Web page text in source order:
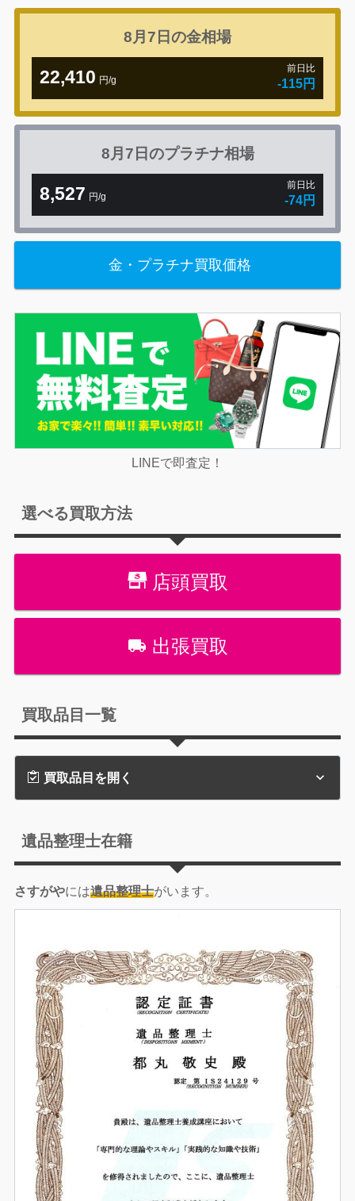
8月7日の金相場
22,410 円/g
前日比
-115円
8月7日のプラチナ相場
8,527 円/g
前日比
-74円
金・プラチナ買取価格
LINEで即査定！
選べる買取方法
店頭買取
出張買取
買取品目一覧
買取品目を開く
遺品整理士在籍
さすがやには遺品整理士がいます。